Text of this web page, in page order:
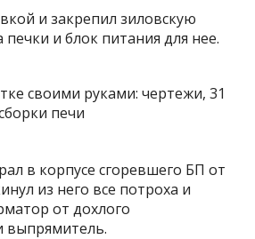
и закрепил зиловскую
печки и блок питания для нее.
в корпусе сгоревшего БП от
из него все потроха и
от дохлого
выпрямитель.